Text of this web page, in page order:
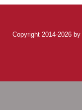
Copyright 2014-2026 by